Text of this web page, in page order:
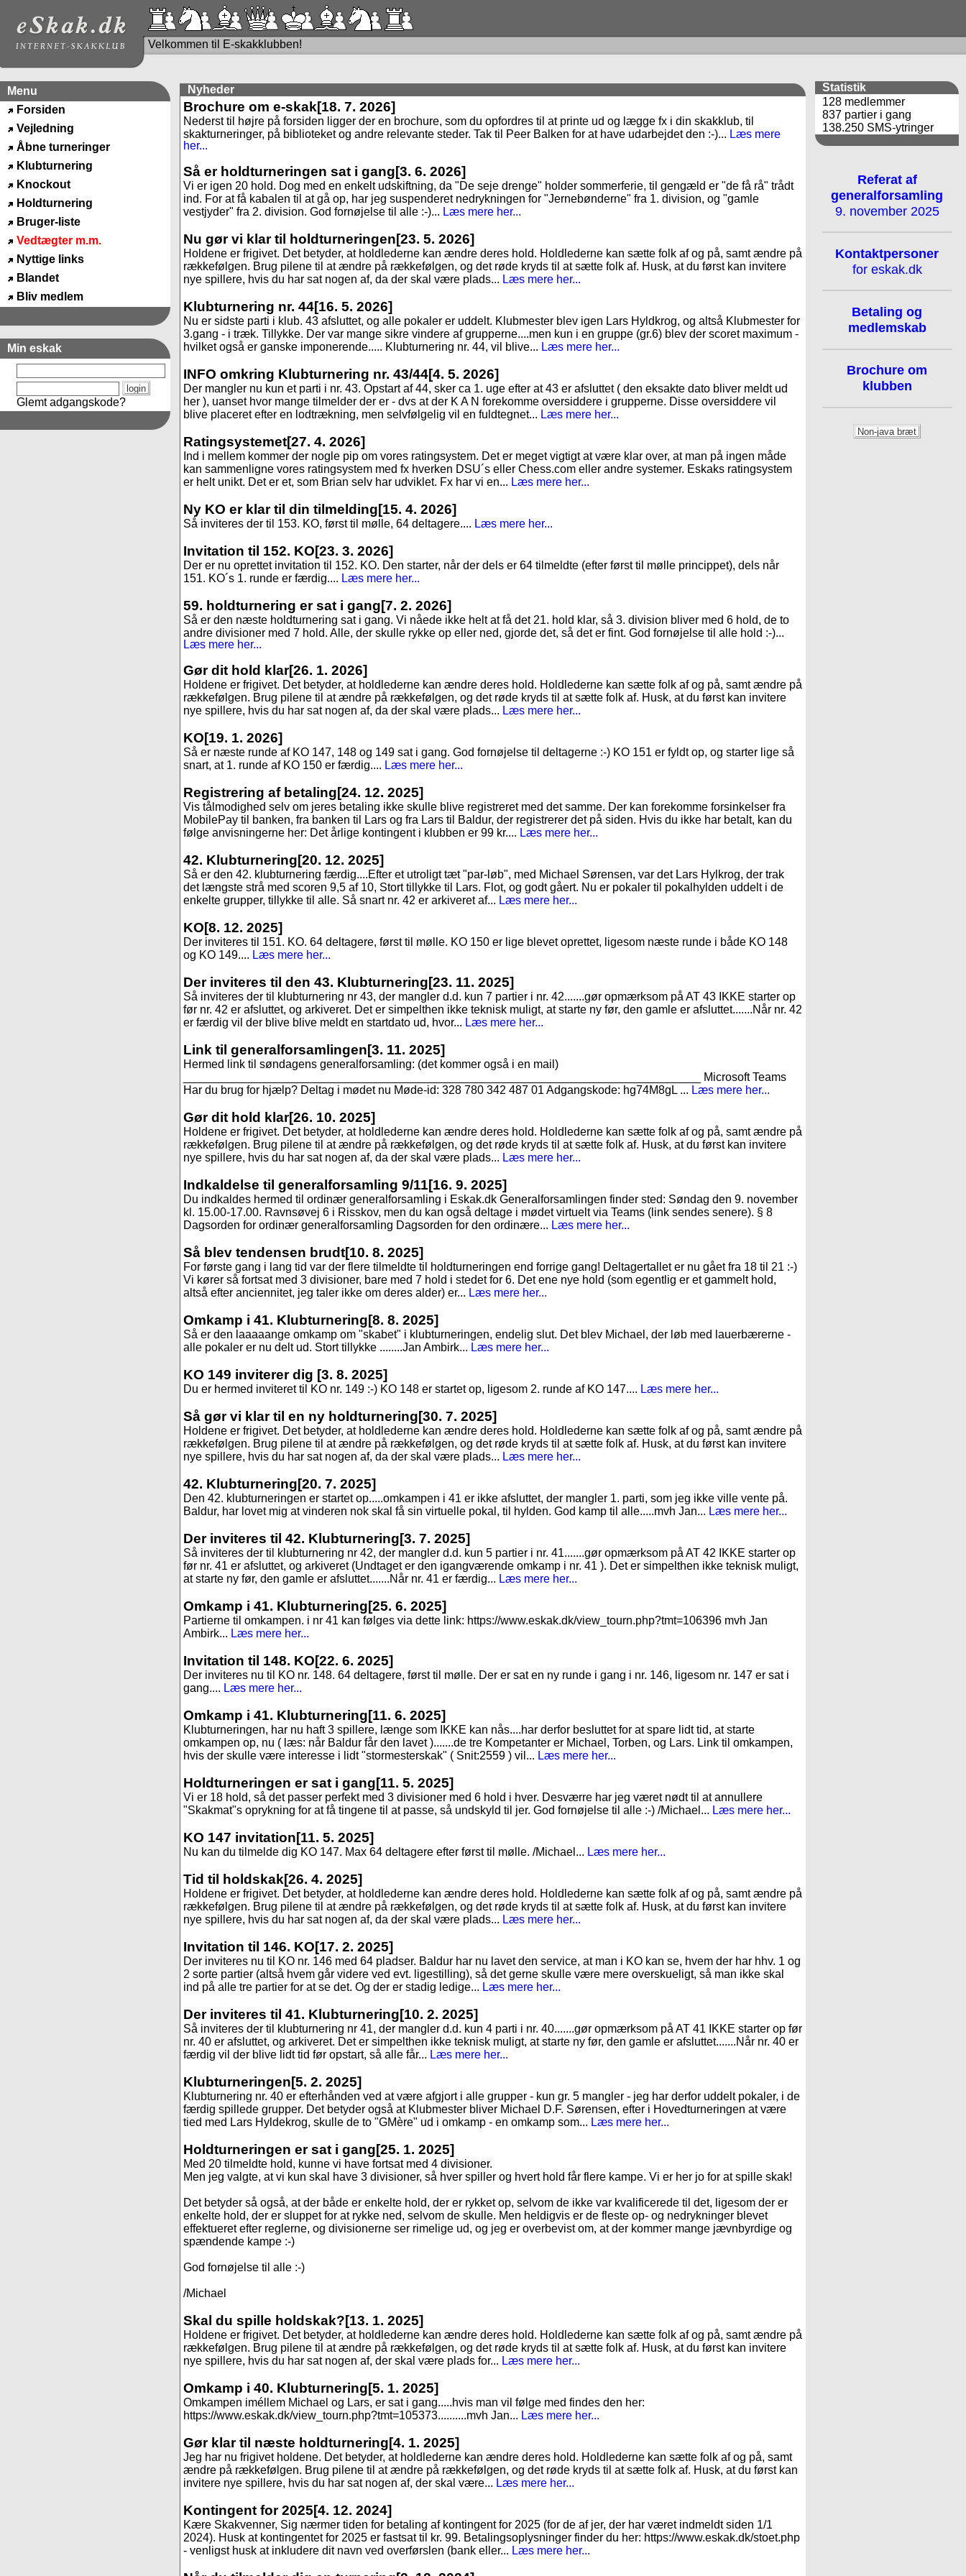
Velkommen til E-skakklubben!
Menu
Forsiden
Vejledning
Åbne turneringer
Klubturnering
Knockout
Holdturnering
Bruger-liste
Vedtægter m.m.
Nyttige links
Blandet
Bliv medlem
Min eskak
Glemt adgangskode?
Nyheder
Brochure om e-skak[18. 7. 2026]
Nederst til højre på forsiden ligger der en brochure, som du opfordres til at printe ud og lægge fx i din skakklub, til
skakturneringer, på biblioteket og andre relevante steder. Tak til Peer Balken for at have udarbejdet den :-)... Læs mere
her...
Så er holdturneringen sat i gang[3. 6. 2026]
Vi er igen 20 hold. Dog med en enkelt udskiftning, da "De seje drenge" holder sommerferie, til gengæld er "de få rå" trådt
ind. For at få kabalen til at gå op, har jeg suspenderet nedrykningen for "Jernebønderne" fra 1. division, og "gamle
vestjyder" fra 2. division. God fornøjelse til alle :-)... Læs mere her...
Nu gør vi klar til holdturneringen[23. 5. 2026]
Holdene er frigivet. Det betyder, at holdlederne kan ændre deres hold. Holdlederne kan sætte folk af og på, samt ændre på
rækkefølgen. Brug pilene til at ændre på rækkefølgen, og det røde kryds til at sætte folk af. Husk, at du først kan invitere
nye spillere, hvis du har sat nogen af, da der skal være plads... Læs mere her...
Klubturnering nr. 44[16. 5. 2026]
Nu er sidste parti i klub. 43 afsluttet, og alle pokaler er uddelt. Klubmester blev igen Lars Hyldkrog, og altså Klubmester for
3.gang - i træk. Tillykke. Der var mange sikre vindere af grupperne....men kun i en gruppe (gr.6) blev der scoret maximum -
hvilket også er ganske imponerende..... Klubturnering nr. 44, vil blive... Læs mere her...
INFO omkring Klubturnering nr. 43/44[4. 5. 2026]
Der mangler nu kun et parti i nr. 43. Opstart af 44, sker ca 1. uge efter at 43 er afsluttet ( den eksakte dato bliver meldt ud
her ), uanset hvor mange tilmelder der er - dvs at der K A N forekomme oversiddere i grupperne. Disse oversiddere vil
blive placeret efter en lodtrækning, men selvfølgelig vil en fuldtegnet... Læs mere her...
Ratingsystemet[27. 4. 2026]
Ind i mellem kommer der nogle pip om vores ratingsystem. Det er meget vigtigt at være klar over, at man på ingen måde
kan sammenligne vores ratingsystem med fx hverken DSU´s eller Chess.com eller andre systemer. Eskaks ratingsystem
er helt unikt. Det er et, som Brian selv har udviklet. Fx har vi en... Læs mere her...
Ny KO er klar til din tilmelding[15. 4. 2026]
Så inviteres der til 153. KO, først til mølle, 64 deltagere.... Læs mere her...
Invitation til 152. KO[23. 3. 2026]
Der er nu oprettet invitation til 152. KO. Den starter, når der dels er 64 tilmeldte (efter først til mølle princippet), dels når
151. KO´s 1. runde er færdig.... Læs mere her...
59. holdturnering er sat i gang[7. 2. 2026]
Så er den næste holdturnering sat i gang. Vi nåede ikke helt at få det 21. hold klar, så 3. division bliver med 6 hold, de to
andre divisioner med 7 hold. Alle, der skulle rykke op eller ned, gjorde det, så det er fint. God fornøjelse til alle hold :-)...
Læs mere her...
Gør dit hold klar[26. 1. 2026]
Holdene er frigivet. Det betyder, at holdlederne kan ændre deres hold. Holdlederne kan sætte folk af og på, samt ændre på
rækkefølgen. Brug pilene til at ændre på rækkefølgen, og det røde kryds til at sætte folk af. Husk, at du først kan invitere
nye spillere, hvis du har sat nogen af, da der skal være plads... Læs mere her...
KO[19. 1. 2026]
Så er næste runde af KO 147, 148 og 149 sat i gang. God fornøjelse til deltagerne :-) KO 151 er fyldt op, og starter lige så
snart, at 1. runde af KO 150 er færdig.... Læs mere her...
Registrering af betaling[24. 12. 2025]
Vis tålmodighed selv om jeres betaling ikke skulle blive registreret med det samme. Der kan forekomme forsinkelser fra
MobilePay til banken, fra banken til Lars og fra Lars til Baldur, der registrerer det på siden. Hvis du ikke har betalt, kan du
følge anvisningerne her: Det årlige kontingent i klubben er 99 kr.... Læs mere her...
42. Klubturnering[20. 12. 2025]
Så er den 42. klubturnering færdig....Efter et utroligt tæt "par-løb", med Michael Sørensen, var det Lars Hylkrog, der trak
det længste strå med scoren 9,5 af 10, Stort tillykke til Lars. Flot, og godt gåert. Nu er pokaler til pokalhylden uddelt i de
enkelte grupper, tillykke til alle. Så snart nr. 42 er arkiveret af... Læs mere her...
KO[8. 12. 2025]
Der inviteres til 151. KO. 64 deltagere, først til mølle. KO 150 er lige blevet oprettet, ligesom næste runde i både KO 148
og KO 149.... Læs mere her...
Der inviteres til den 43. Klubturnering[23. 11. 2025]
Så inviteres der til klubturnering nr 43, der mangler d.d. kun 7 partier i nr. 42.......gør opmærksom på AT 43 IKKE starter op
før nr. 42 er afsluttet, og arkiveret. Det er simpelthen ikke teknisk muligt, at starte ny før, den gamle er afsluttet.......Når nr. 42
er færdig vil der blive blive meldt en startdato ud, hvor... Læs mere her...
Link til generalforsamlingen[3. 11. 2025]
Hermed link til søndagens generalforsamling: (det kommer også i en mail)
________________________________________________________________________________ Microsoft Teams
Har du brug for hjælp? Deltag i mødet nu Møde-id: 328 780 342 487 01 Adgangskode: hg74M8gL ... Læs mere her...
Gør dit hold klar[26. 10. 2025]
Holdene er frigivet. Det betyder, at holdlederne kan ændre deres hold. Holdlederne kan sætte folk af og på, samt ændre på
rækkefølgen. Brug pilene til at ændre på rækkefølgen, og det røde kryds til at sætte folk af. Husk, at du først kan invitere
nye spillere, hvis du har sat nogen af, da der skal være plads... Læs mere her...
Indkaldelse til generalforsamling 9/11[16. 9. 2025]
Du indkaldes hermed til ordinær generalforsamling i Eskak.dk Generalforsamlingen finder sted: Søndag den 9. november
kl. 15.00-17.00. Ravnsøvej 6 i Risskov, men du kan også deltage i mødet virtuelt via Teams (link sendes senere). § 8
Dagsorden for ordinær generalforsamling Dagsorden for den ordinære... Læs mere her...
Så blev tendensen brudt[10. 8. 2025]
For første gang i lang tid var der flere tilmeldte til holdturneringen end forrige gang! Deltagertallet er nu gået fra 18 til 21 :-)
Vi kører så fortsat med 3 divisioner, bare med 7 hold i stedet for 6. Det ene nye hold (som egentlig er et gammelt hold,
altså efter anciennitet, jeg taler ikke om deres alder) er... Læs mere her...
Omkamp i 41. Klubturnering[8. 8. 2025]
Så er den laaaaange omkamp om "skabet" i klubturneringen, endelig slut. Det blev Michael, der løb med lauerbærerne -
alle pokaler er nu delt ud. Stort tillykke ........Jan Ambirk... Læs mere her...
KO 149 inviterer dig [3. 8. 2025]
Du er hermed inviteret til KO nr. 149 :-) KO 148 er startet op, ligesom 2. runde af KO 147.... Læs mere her...
Så gør vi klar til en ny holdturnering[30. 7. 2025]
Holdene er frigivet. Det betyder, at holdlederne kan ændre deres hold. Holdlederne kan sætte folk af og på, samt ændre på
rækkefølgen. Brug pilene til at ændre på rækkefølgen, og det røde kryds til at sætte folk af. Husk, at du først kan invitere
nye spillere, hvis du har sat nogen af, da der skal være plads... Læs mere her...
42. Klubturnering[20. 7. 2025]
Den 42. klubturneringen er startet op.....omkampen i 41 er ikke afsluttet, der mangler 1. parti, som jeg ikke ville vente på.
Baldur, har lovet mig at vinderen nok skal få sin virtuelle pokal, til hylden. God kamp til alle.....mvh Jan... Læs mere her...
Der inviteres til 42. Klubturnering[3. 7. 2025]
Så inviteres der til klubturnering nr 42, der mangler d.d. kun 5 partier i nr. 41.......gør opmærksom på AT 42 IKKE starter op
før nr. 41 er afsluttet, og arkiveret (Undtaget er den igangværende omkamp i nr. 41 ). Det er simpelthen ikke teknisk muligt,
at starte ny før, den gamle er afsluttet.......Når nr. 41 er færdig... Læs mere her...
Omkamp i 41. Klubturnering[25. 6. 2025]
Partierne til omkampen. i nr 41 kan følges via dette link: https://www.eskak.dk/view_tourn.php?tmt=106396 mvh Jan
Ambirk... Læs mere her...
Invitation til 148. KO[22. 6. 2025]
Der inviteres nu til KO nr. 148. 64 deltagere, først til mølle. Der er sat en ny runde i gang i nr. 146, ligesom nr. 147 er sat i
gang.... Læs mere her...
Omkamp i 41. Klubturnering[11. 6. 2025]
Klubturneringen, har nu haft 3 spillere, længe som IKKE kan nås....har derfor besluttet for at spare lidt tid, at starte
omkampen op, nu ( læs: når Baldur får den lavet ).......de tre Kompetanter er Michael, Torben, og Lars. Link til omkampen,
hvis der skulle være interesse i lidt "stormesterskak" ( Snit:2559 ) vil... Læs mere her...
Holdturneringen er sat i gang[11. 5. 2025]
Vi er 18 hold, så det passer perfekt med 3 divisioner med 6 hold i hver. Desværre har jeg været nødt til at annullere
"Skakmat"s oprykning for at få tingene til at passe, så undskyld til jer. God fornøjelse til alle :-) /Michael... Læs mere her...
KO 147 invitation[11. 5. 2025]
Nu kan du tilmelde dig KO 147. Max 64 deltagere efter først til mølle. /Michael... Læs mere her...
Tid til holdskak[26. 4. 2025]
Holdene er frigivet. Det betyder, at holdlederne kan ændre deres hold. Holdlederne kan sætte folk af og på, samt ændre på
rækkefølgen. Brug pilene til at ændre på rækkefølgen, og det røde kryds til at sætte folk af. Husk, at du først kan invitere
nye spillere, hvis du har sat nogen af, da der skal være plads... Læs mere her...
Invitation til 146. KO[17. 2. 2025]
Der inviteres nu til KO nr. 146 med 64 pladser. Baldur har nu lavet den service, at man i KO kan se, hvem der har hhv. 1 og
2 sorte partier (altså hvem går videre ved evt. ligestilling), så det gerne skulle være mere overskueligt, så man ikke skal
ind på alle tre partier for at se det. Og der er stadig ledige... Læs mere her...
Der inviteres til 41. Klubturnering[10. 2. 2025]
Så inviteres der til klubturnering nr 41, der mangler d.d. kun 4 parti i nr. 40.......gør opmærksom på AT 41 IKKE starter op før
nr. 40 er afsluttet, og arkiveret. Det er simpelthen ikke teknisk muligt, at starte ny før, den gamle er afsluttet.......Når nr. 40 er
færdig vil der blive lidt tid før opstart, så alle får... Læs mere her...
Klubturneringen[5. 2. 2025]
Klubturnering nr. 40 er efterhånden ved at være afgjort i alle grupper - kun gr. 5 mangler - jeg har derfor uddelt pokaler, i de
færdig spillede grupper. Det betyder også at Klubmester bliver Michael D.F. Sørensen, efter i Hovedturneringen at være
tied med Lars Hyldekrog, skulle de to "GMère" ud i omkamp - en omkamp som... Læs mere her...
Holdturneringen er sat i gang[25. 1. 2025]
Med 20 tilmeldte hold, kunne vi have fortsat med 4 divisioner.
Men jeg valgte, at vi kun skal have 3 divisioner, så hver spiller og hvert hold får flere kampe. Vi er her jo for at spille skak!
Det betyder så også, at der både er enkelte hold, der er rykket op, selvom de ikke var kvalificerede til det, ligesom der er
enkelte hold, der er sluppet for at rykke ned, selvom de skulle. Men heldigvis er de fleste op- og nedrykninger blevet
effektueret efter reglerne, og divisionerne ser rimelige ud, og jeg er overbevist om, at der kommer mange jævnbyrdige og
spændende kampe :-)
God fornøjelse til alle :-)
/Michael
Skal du spille holdskak?[13. 1. 2025]
Holdene er frigivet. Det betyder, at holdlederne kan ændre deres hold. Holdlederne kan sætte folk af og på, samt ændre på
rækkefølgen. Brug pilene til at ændre på rækkefølgen, og det røde kryds til at sætte folk af. Husk, at du først kan invitere
nye spillere, hvis du har sat nogen af, der skal være plads for... Læs mere her...
Omkamp i 40. Klubturnering[5. 1. 2025]
Omkampen iméllem Michael og Lars, er sat i gang.....hvis man vil følge med findes den her:
https://www.eskak.dk/view_tourn.php?tmt=105373..........mvh Jan... Læs mere her...
Gør klar til næste holdturnering[4. 1. 2025]
Jeg har nu frigivet holdene. Det betyder, at holdlederne kan ændre deres hold. Holdlederne kan sætte folk af og på, samt
ændre på rækkefølgen. Brug pilene til at ændre på rækkefølgen, og det røde kryds til at sætte folk af. Husk, at du først kan
invitere nye spillere, hvis du har sat nogen af, der skal være... Læs mere her...
Kontingent for 2025[4. 12. 2024]
Kære Skakvenner, Sig nærmer tiden for betaling af kontingent for 2025 (for de af jer, der har været indmeldt siden 1/1
2024). Husk at kontingentet for 2025 er fastsat til kr. 99. Betalingsoplysninger finder du her: https://www.eskak.dk/stoet.php
- venligst husk at inkludere dit navn ved overførslen (bank eller... Læs mere her...
Statistik
128 medlemmer
837 partier i gang
138.250 SMS-ytringer
Referat af
generalforsamling
9. november 2025
Kontaktpersoner
for eskak.dk
Betaling og
medlemskab
Brochure om
klubben